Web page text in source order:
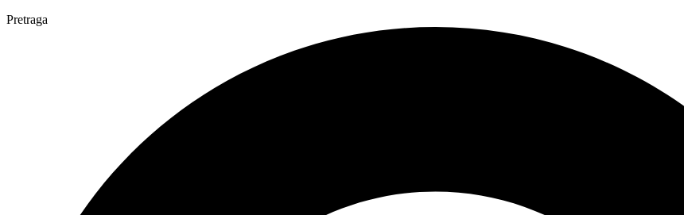
Pretraga